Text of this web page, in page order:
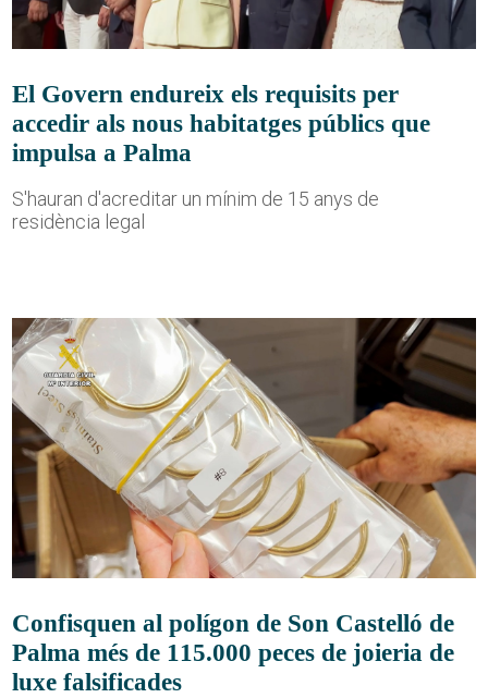
El Govern endureix els requisits per
accedir als nous habitatges públics que
impulsa a Palma
S'hauran d'acreditar un mínim de 15 anys de
residència legal
Confisquen al polígon de Son Castelló de
Palma més de 115.000 peces de joieria de
luxe falsificades